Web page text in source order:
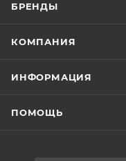
БРЕНДЫ
КОМПАНИЯ
ИНФОРМАЦИЯ
ПОМОЩЬ